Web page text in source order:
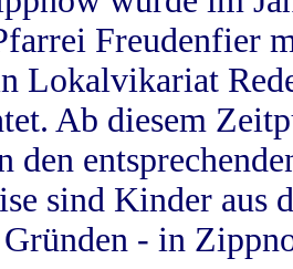
Freudenfier
Lokalvikariat
Ab diesem
den
sind Kinder aus
- in